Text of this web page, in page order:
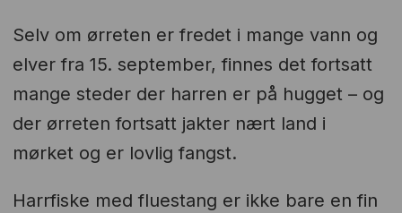
Selv om ørreten er fredet i mange vann og
elver fra 15. september, finnes det fortsatt
mange steder der harren er på hugget – og
der ørreten fortsatt jakter nært land i
mørket og er lovlig fangst.
Harrfiske med fluestang er ikke bare en fin